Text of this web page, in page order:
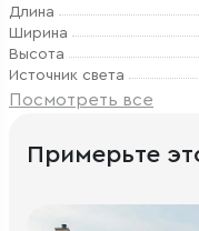
Длина
Ширина
Высота
Источник света
Посмотреть все
Примерьте